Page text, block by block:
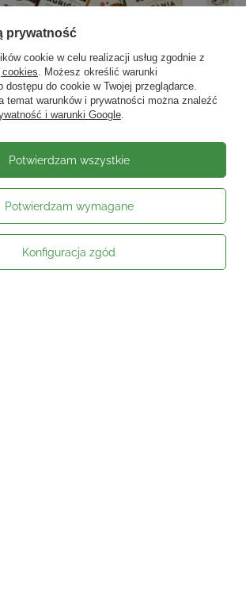
Moje zamówienie
prywatność
cookie w celu realizacji usług zgodnie z
. Możesz określić warunki
dostępu do cookie w Twojej przeglądarce.
temat warunków i prywatności można znaleźć
i warunki Google.
Potwierdzam wymagane
Konfiguracja zgód
Potwierdzam wszystkie